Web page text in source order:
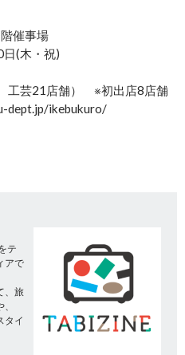
催事場
(木・祝)
工芸21店舗） ※初出店8店舗
dept.jp/ikebukuro/
テ
アで
、旅
タイ